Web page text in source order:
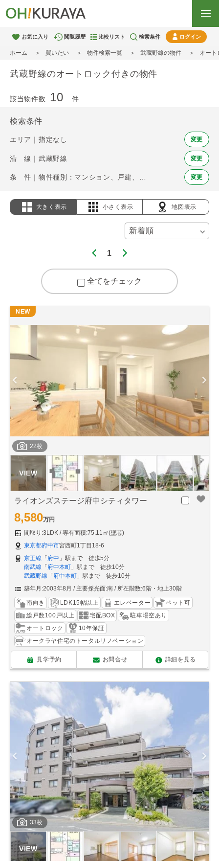
お気に入り 閲覧履歴 比較リスト 検索条件 ログイン
ホーム 買いたい 物件検索一覧 武蔵野線の物件 オート
武蔵野線のオートロック付きの物件
該当物件数 10 件
検索条件
エリア｜指定なし 変更
沿 線｜武蔵野線 変更
変更
大きく表示 小さく表示 地図表示
1
全てをチェック
22枚
NEW
ライオンズステージ府中シティタワー
8,580万円
間取り:3LDK
専有面積:75.11㎡(壁芯)
東京都府中市宮西町1丁目18-6
京王線 「 府中 」駅まで 徒歩5分
南武線 「 府中本町 」駅まで 徒歩10分
武蔵野線 「 府中本町 」駅まで 徒歩10分
築年月:2003年8月
主要採光面:南 所在階数:6階・地上30階
南向き LDK15帖以上 エレベーター
ペット可
総戸数100戸以上
宅配BOX
駐車場空あり
オートロック
10年保証
オークラヤ住宅のトータルリノベーション
見学予約 お問合せ 詳細を見る
33枚